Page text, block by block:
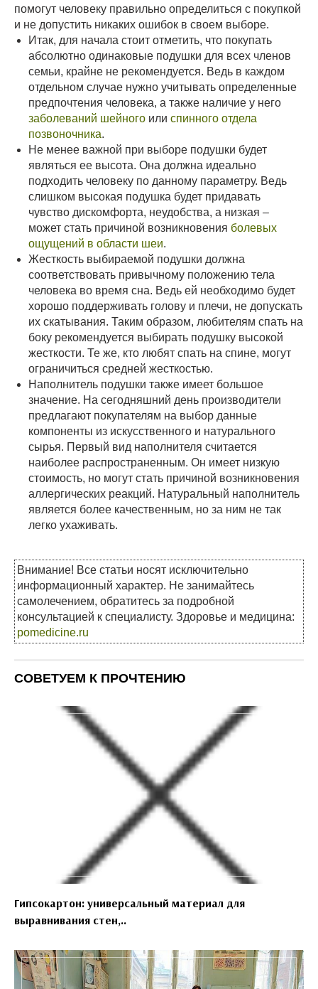
помогут человеку правильно определиться с покупкой
и не допустить никаких ошибок в своем выборе.
Итак, для начала стоит отметить, что покупать
абсолютно одинаковые подушки для всех членов
семьи, крайне не рекомендуется. Ведь в каждом
отдельном случае нужно учитывать определенные
предпочтения человека, а также наличие у него
заболеваний шейного или спинного отдела
позвоночника.
Не менее важной при выборе подушки будет
являться ее высота. Она должна идеально
подходить человеку по данному параметру. Ведь
слишком высокая подушка будет придавать
чувство дискомфорта, неудобства, а низкая –
может стать причиной возникновения болевых
ощущений в области шеи.
Жесткость выбираемой подушки должна
соответствовать привычному положению тела
человека во время сна. Ведь ей необходимо будет
хорошо поддерживать голову и плечи, не допускать
их скатывания. Таким образом, любителям спать на
боку рекомендуется выбирать подушку высокой
жесткости. Те же, кто любят спать на спине, могут
ограничиться средней жесткостью.
Наполнитель подушки также имеет большое
значение. На сегодняшний день производители
предлагают покупателям на выбор данные
компоненты из искусственного и натурального
сырья. Первый вид наполнителя считается
наиболее распространенным. Он имеет низкую
стоимость, но могут стать причиной возникновения
аллергических реакций. Натуральный наполнитель
является более качественным, но за ним не так
легко ухаживать.
Внимание! Все статьи носят исключительно
информационный характер. Не занимайтесь
самолечением, обратитесь за подробной
консультацией к специалисту. Здоровье и медицина:
pomedicine.ru
СОВЕТУЕМ К ПРОЧТЕНИЮ
Гипсокартон: универсальный материал для
выравнивания стен,..